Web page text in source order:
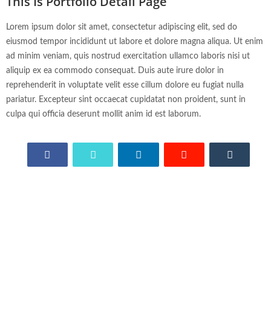
Lorem ipsum dolor sit amet, consectetur adipiscing elit, sed do
eiusmod tempor incididunt ut labore et dolore magna aliqua. Ut enim
ad minim veniam, quis nostrud exercitation ullamco laboris nisi ut
aliquip ex ea commodo consequat. Duis aute irure dolor in
reprehenderit in voluptate velit esse cillum dolore eu fugiat nulla
pariatur. Excepteur sint occaecat cupidatat non proident, sunt in
culpa qui officia deserunt mollit anim id est laborum.